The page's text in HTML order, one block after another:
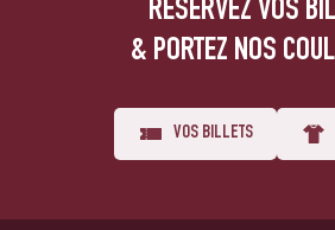
RÉSERVEZ VOS
& PORTEZ NOS
VOS BILLETS